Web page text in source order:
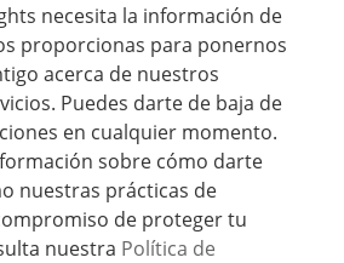
necesita la información de
proporcionas para ponernos
acerca de nuestros
Puedes darte de baja de
en cualquier momento.
sobre cómo darte
nuestras prácticas de
de proteger tu
nuestra Política de